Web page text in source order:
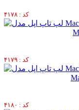
کد : ۴۱۷۸
کد : ۴۱۷۹
کد : ۴۱۸۰